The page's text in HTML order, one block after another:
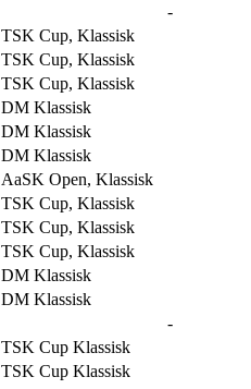
-
TSK Cup, Klassisk
TSK Cup, Klassisk
TSK Cup, Klassisk
DM Klassisk
DM Klassisk
DM Klassisk
AaSK Open, Klassisk
TSK Cup, Klassisk
TSK Cup, Klassisk
TSK Cup, Klassisk
DM Klassisk
DM Klassisk
-
TSK Cup Klassisk
TSK Cup Klassisk